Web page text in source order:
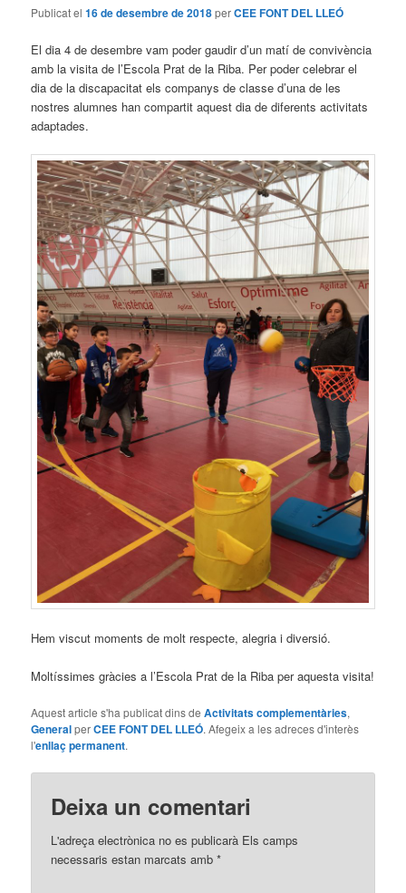
Publicat el16 de desembre de 2018perCEE FONT DEL LLEÓ
El dia 4 de desembre vam poder gaudir d’un matí de convivència
amb la visita de l’Escola Prat de la Riba. Per poder celebrar el
dia de la discapacitat els companys de classe d’una de les
nostres alumnes han compartit aquest dia de diferents activitats
adaptades.
Hem viscut moments de molt respecte, alegria i diversió.
Moltíssimes gràcies a l’Escola Prat de la Riba per aquesta visita!
Aquest article s'ha publicat dins deActivitats complementàries,
GeneralperCEE FONT DEL LLEÓ. Afegeix a les adreces d'interès
l'enllaç permanent.
Deixa un comentari
L'adreça electrònica no es publicarà Els camps
necessaris estan marcats amb*